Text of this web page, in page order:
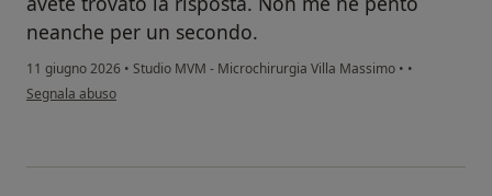
neanche per un secondo.
11 giugno 2026 • Studio MVM - Microchirurgia Villa Massimo • •
secondo l'opinione dell'utente ANTONIO
Segnala abuso